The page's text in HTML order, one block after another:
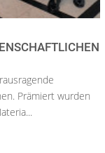
Prämiert wurden